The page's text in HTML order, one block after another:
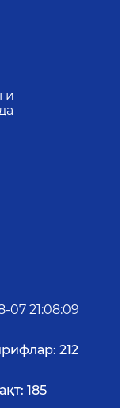
07 21:08:09
212
185